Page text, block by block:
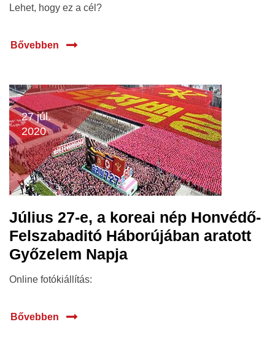
Lehet, hogy ez a cél?
Bővebben
27 júl.
2020
Július 27-e, a koreai nép Honvédő-
Felszabaditó Háborújában aratott
Győzelem Napja
Online fotókiállítás:
Bővebben